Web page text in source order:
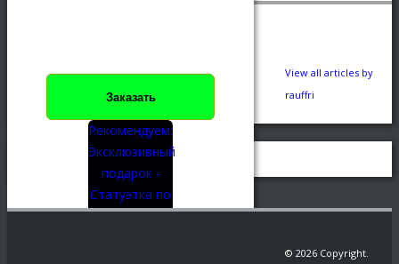
Заказать
Рекомендуем:
Эксклюзивный
подарок -
Статуэтка по
фото.
View all articles by
rauffri
© 2026 Copyright.